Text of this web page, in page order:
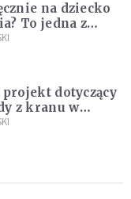
na dziecko
To jedna z
"Rozwój
projekt dotyczący
z kranu w